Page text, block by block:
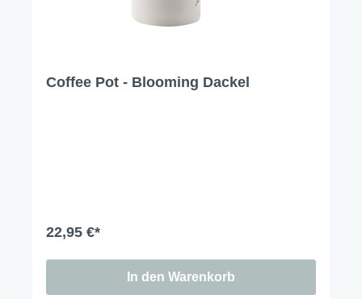
Coffee Pot - Blooming Dackel
22,95 €*
In den Warenkorb